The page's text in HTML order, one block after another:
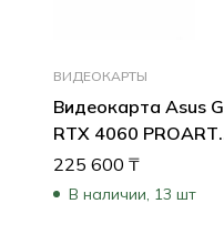
ВИДЕОКАРТЫ
Видеокарта Asus
RTX 4060 PROART
PROART-RTX4060-
ГБ)
225 600₸
В наличии, 13 шт